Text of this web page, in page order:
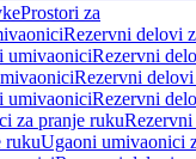
Prostori za
Rezervni delovi
umivaoniciRezervni
Rezervni
umivaoniciRezervni
za pranje ruku
rukuUgaoni umivaonici